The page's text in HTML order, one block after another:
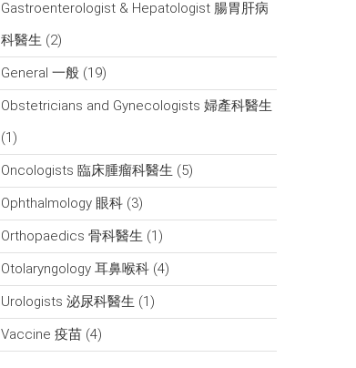
Gastroenterologist & Hepatologist 腸胃肝病
科醫生 (2)
General 一般 (19)
Obstetricians and Gynecologists 婦產科醫生
(1)
Oncologists 臨床腫瘤科醫生 (5)
Ophthalmology 眼科 (3)
Orthopaedics 骨科醫生 (1)
Otolaryngology 耳鼻喉科 (4)
Urologists 泌尿科醫生 (1)
Vaccine 疫苗 (4)